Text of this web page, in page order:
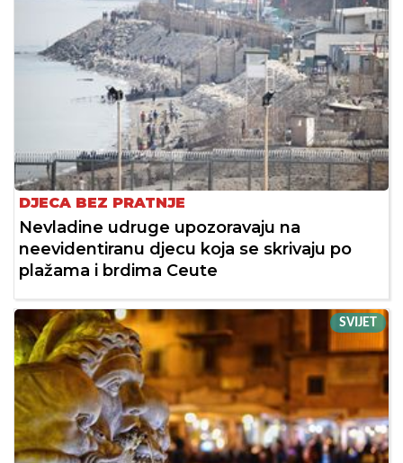
DJECA BEZ PRATNJE
Nevladine udruge upozoravaju na
neevidentiranu djecu koja se skrivaju po
plažama i brdima Ceute
SVIJET